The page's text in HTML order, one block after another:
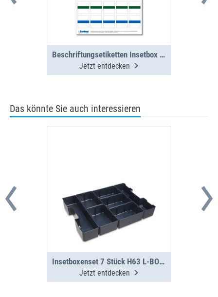
Beschriftungsetiketten Insetbox 30 St. gemischt (1 Bogen)
Jetzt entdecken
Das könnte Sie auch interessieren
Insetboxenset 7 Stück H63 L-BOXX G4
Jetzt entdecken